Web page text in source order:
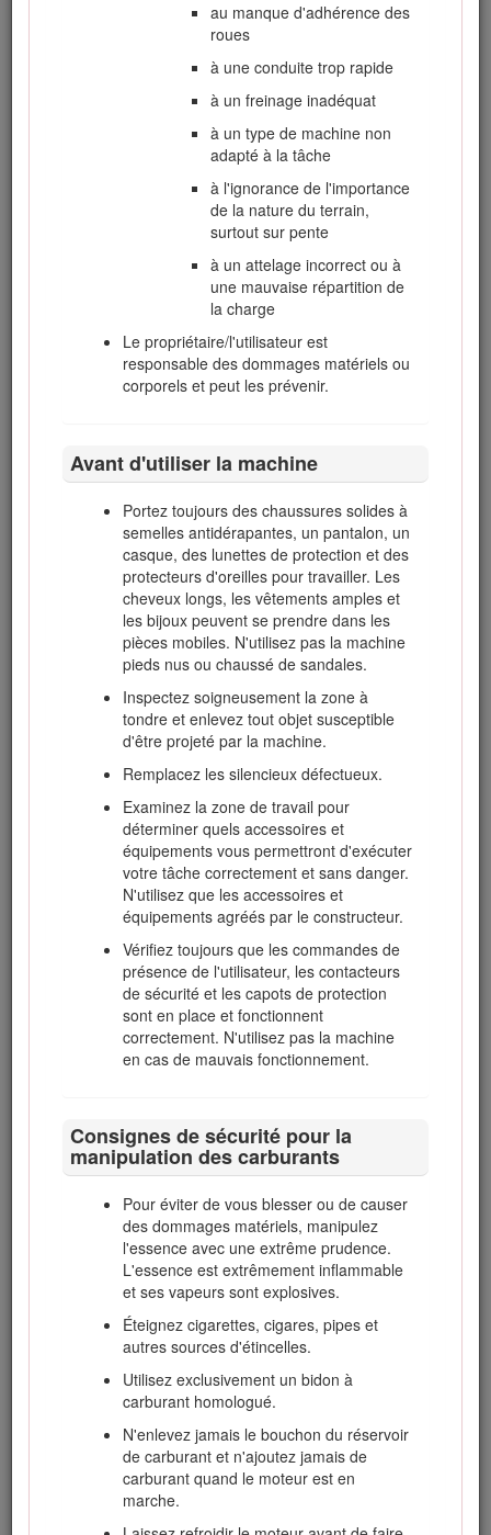
au manque d'adhérence des
roues
à une conduite trop rapide
à un freinage inadéquat
à un type de machine non
adapté à la tâche
à l'ignorance de l'importance
de la nature du terrain,
surtout sur pente
à un attelage incorrect ou à
une mauvaise répartition de
la charge
Le propriétaire/l'utilisateur est
responsable des dommages matériels ou
corporels et peut les prévenir.
Avant d'utiliser la machine
Portez toujours des chaussures solides à
semelles antidérapantes, un pantalon, un
casque, des lunettes de protection et des
protecteurs d'oreilles pour travailler. Les
cheveux longs, les vêtements amples et
les bijoux peuvent se prendre dans les
pièces mobiles. N'utilisez pas la machine
pieds nus ou chaussé de sandales.
Inspectez soigneusement la zone à
tondre et enlevez tout objet susceptible
d'être projeté par la machine.
Remplacez les silencieux défectueux.
Examinez la zone de travail pour
déterminer quels accessoires et
équipements vous permettront d'exécuter
votre tâche correctement et sans danger.
N'utilisez que les accessoires et
équipements agréés par le constructeur.
Vérifiez toujours que les commandes de
présence de l'utilisateur, les contacteurs
de sécurité et les capots de protection
sont en place et fonctionnent
correctement. N'utilisez pas la machine
en cas de mauvais fonctionnement.
Consignes de sécurité pour la
manipulation des carburants
Pour éviter de vous blesser ou de causer
des dommages matériels, manipulez
l'essence avec une extrême prudence.
L'essence est extrêmement inflammable
et ses vapeurs sont explosives.
Éteignez cigarettes, cigares, pipes et
autres sources d'étincelles.
Utilisez exclusivement un bidon à
carburant homologué.
N'enlevez jamais le bouchon du réservoir
de carburant et n'ajoutez jamais de
carburant quand le moteur est en
marche.
Service des forêts du Ministère de l'Agriculture des États-
Important: Le moteur de cette machine est équipé d'un
pare-étincelles. Vous commettez une infraction à la
section 4442 du Code des ressources publiques de
Californie si vous utilisez cette machine dans une zone
boisée, broussailleuse ou recouverte d'herbe sans
l'équiper d'un pare-étincelles en bon état de marche, ou
sans que le moteur soit bridé, équipé et entretenu
correctement pour prévenir les incendies. Certains
autres états ou régions fédérales peuvent être régis par
Attention
L'état de Californie considère les gaz d'échappement
des moteurs diesel et certains de leurs composants
comme susceptibles de provoquer des cancers, des
malformations congénitales et autres troubles de la
reproduction.
Les bornes de la batterie et accessoires connexes
contiennent du plomb et des composés de plomb. L'état
de Californie considère ces substances chimiques
comme susceptibles de provoquer des cancers et des
troubles de la reproduction. Lavez-vous les mains après
avoir manipulé la batterie.
L'utilisation de ce produit peut entraîner une exposition
à des substances chimiques considérées pas l'état de
Californie comme capables de provoquer des cancers,
des anomalies congénitales ou d'autres troubles de la
reproduction.
Sécurité
Cette machine peut occasionner des accidents si elle
n'est pas utilisée ou entretenue correctement. Pour
réduire les risques d'accidents et de blessures,
respectez les consignes de sécurité qui suivent. Tenez
ou Danger. Le non respect des instructions peut
entraîner des blessures graves ou mortelles.
Consignes de sécurité
Cette machine est conçue en conformité avec la norme
EN ISO 5395:2013 et la norme ANSI B71.4-2012.
Apprendre à se servir de la machine
et toute autre documentation de formation.
Familiarisez-vous avec les commandes, les
symboles de sécurité et l'utilisation correcte
de la machine.
N'autorisez jamais des enfants, ou des
adultes n'ayant pas pris connaissance de
ces instructions, à utiliser la tondeuse ou